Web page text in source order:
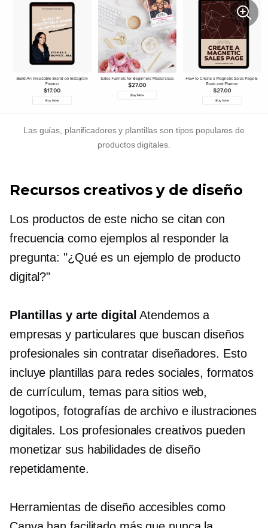
Las guías, planificadores y plantillas son tipos populares de
productos digitales.
Recursos creativos y de diseño
Los productos de este nicho se citan con
frecuencia como ejemplos al responder la
pregunta: "¿Qué es un ejemplo de producto
digital?"
Plantillas y arte digital Atendemos a
empresas y particulares que buscan diseños
profesionales sin contratar diseñadores. Esto
incluye plantillas para redes sociales, formatos
de currículum, temas para sitios web,
logotipos, fotografías de archivo e ilustraciones
digitales. Los profesionales creativos pueden
monetizar sus habilidades de diseño
repetidamente.
Herramientas de diseño accesibles como